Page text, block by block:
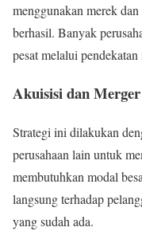
menggunakan merek
berhasil. Banyak
pesat melalui pendekatan
Akuisisi dan Merger
Strategi ini dilakukan
perusahaan lain untuk
membutuhkan modal
langsung terhadap
yang sudah ada.